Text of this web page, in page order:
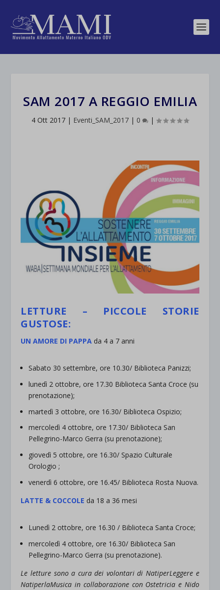
SAM 2017 A REGGIO EMILIA
4 Ott 2017 | Eventi_SAM_2017 | 0 |
LETTURE – PICCOLE STORIE
GUSTOSE:
UN AMORE DI PAPPA da 4 a 7 anni
Sabato 30 settembre, ore 10.30/ Biblioteca Panizzi;
lunedì 2 ottobre, ore 17.30 Biblioteca Santa Croce (su
prenotazione);
martedì 3 ottobre, ore 16.30/ Biblioteca Ospizio;
mercoledì 4 ottobre, ore 17.30/ Biblioteca San
Pellegrino-Marco Gerra (su prenotazione);
giovedì 5 ottobre, ore 16.30/ Spazio Culturale
Orologio ;
venerdì 6 ottobre, ore 16.45/ Biblioteca Rosta Nuova.
LATTE & COCCOLE da 18 a 36 mesi
Lunedì 2 ottobre, ore 16.30 / Biblioteca Santa Croce;
mercoledì 4 ottobre, ore 16.30/ Biblioteca San
Pellegrino-Marco Gerra (su prenotazione).
Le letture sono a cura dei volontari di NatiperLeggere e
NatiperlaMusica in collaborazione con Ostetricia e Nido